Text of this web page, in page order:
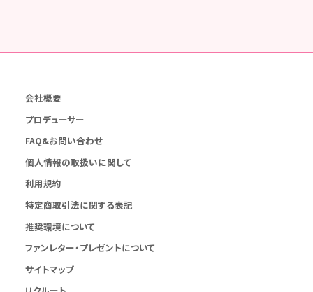
会社概要
プロデューサー
FAQ&お問い合わせ
個人情報の取扱いに関して
利用規約
特定商取引法に関する表記
推奨環境について
ファンレター・プレゼントについて
サイトマップ